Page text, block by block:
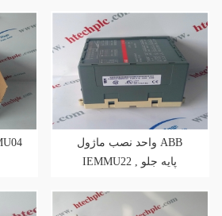
واحد نصب ماژول ABB
IEMMU22 , پایه جلو